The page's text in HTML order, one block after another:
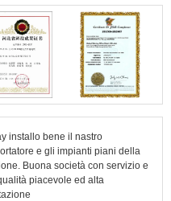
installo bene il nastro
e gli impianti piani della
Buona società con servizio e
piacevole ed alta